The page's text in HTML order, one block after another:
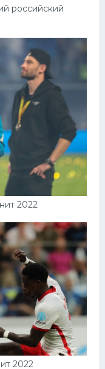
российский
2022
2022